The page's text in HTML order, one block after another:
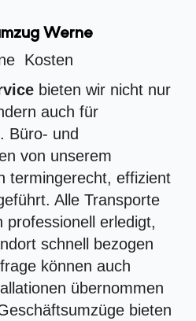
Werne
bieten wir nicht nur
auch für
Büro- und
von unserem
termingerecht, effizient
Alle Transporte
professionell erledigt,
schnell bezogen
können auch
übernommen
bieten